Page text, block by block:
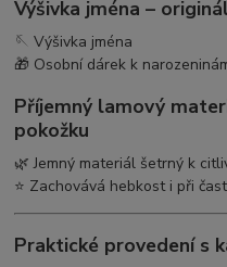
Výšivka jména –
🪡 Výšivka jména
🎁 Osobní dárek k
Příjemný lamový
pokožku
🌿 Jemný materiál šetrný k
⭐ Zachovává hebkost i při
Praktické provedení s